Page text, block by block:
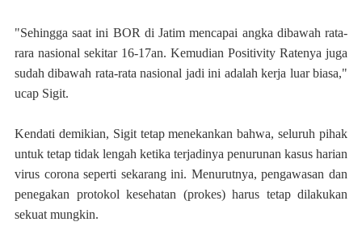
"Sehingga saat ini BOR di Jatim mencapai angka dibawah rata-
rara nasional sekitar 16-17an. Kemudian Positivity Ratenya juga
sudah dibawah rata-rata nasional jadi ini adalah kerja luar biasa,"
ucap Sigit.
Kendati demikian, Sigit tetap menekankan bahwa, seluruh pihak
untuk tetap tidak lengah ketika terjadinya penurunan kasus harian
virus corona seperti sekarang ini. Menurutnya, pengawasan dan
penegakan protokol kesehatan (prokes) harus tetap dilakukan
sekuat mungkin.